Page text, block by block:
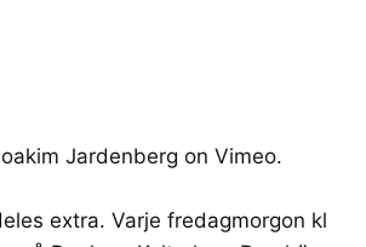
Jardenberg on Vimeo.
extra. Varje fredagmorgon kl